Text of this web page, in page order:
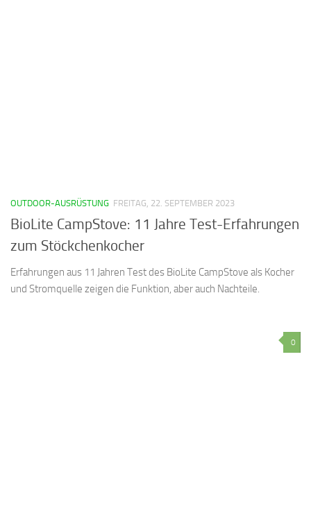
OUTDOOR-AUSRÜSTUNG FREITAG, 22. SEPTEMBER 2023
BioLite CampStove: 11 Jahre Test-Erfahrungen
zum Stöckchenkocher
Erfahrungen aus 11 Jahren Test des BioLite CampStove als Kocher
und Stromquelle zeigen die Funktion, aber auch Nachteile.
0